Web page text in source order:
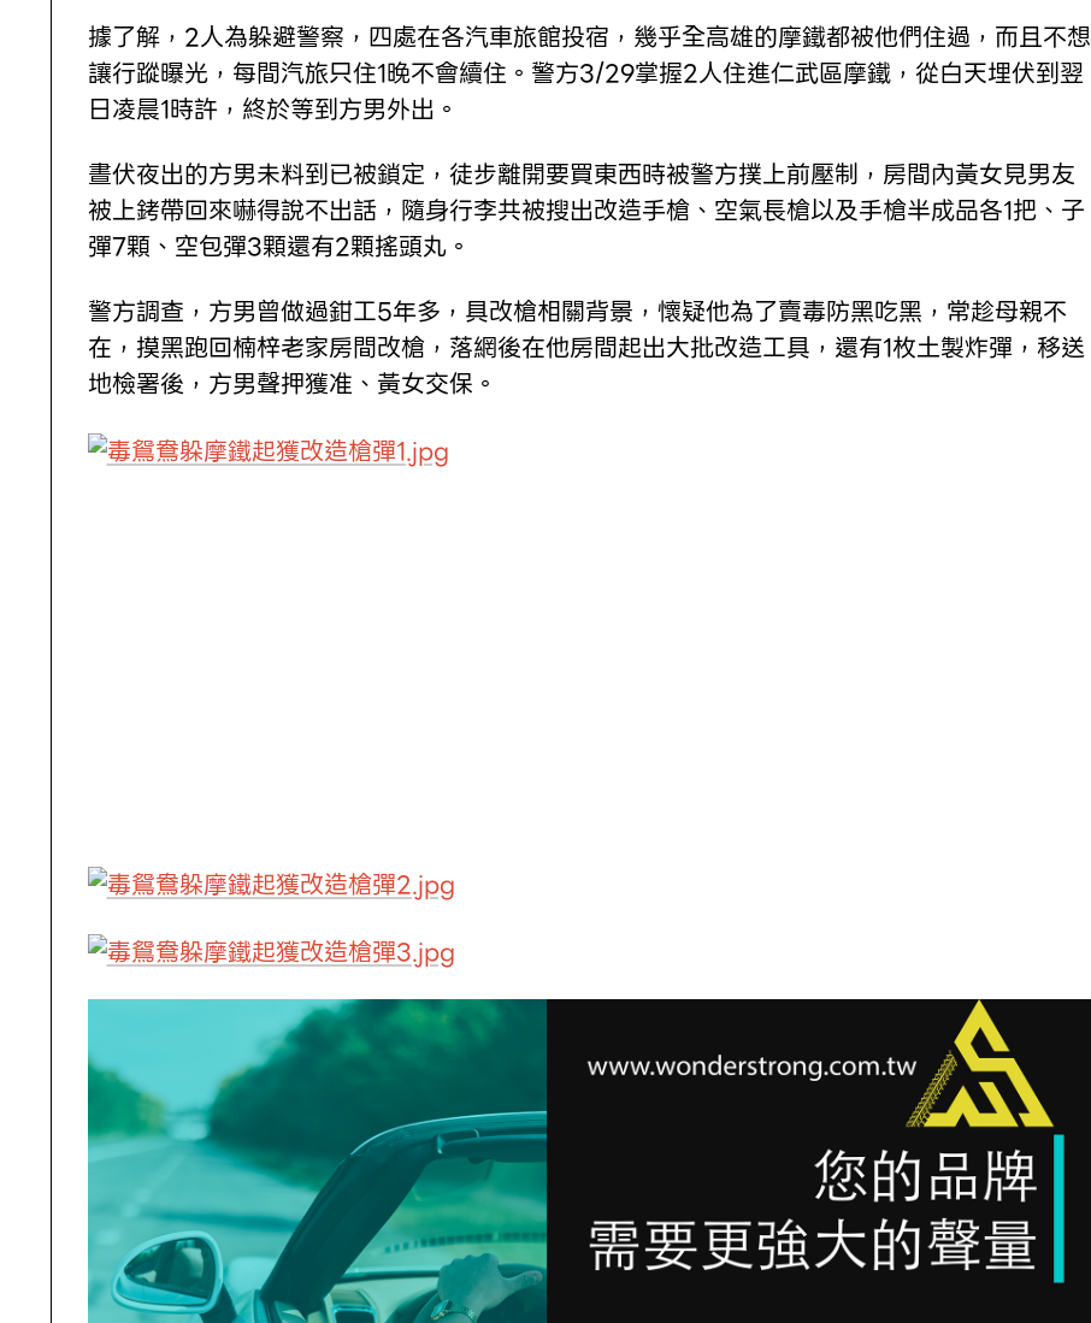
據了解，2人為躲避警察，四處在各汽車旅館投宿，幾乎全高雄的摩鐵都被他們住過，而且不想
讓行蹤曝光，每間汽旅只住1晚不會續住。警方3/29掌握2人住進仁武區摩鐵，從白天埋伏到翌
日凌晨1時許，終於等到方男外出。
晝伏夜出的方男未料到已被鎖定，徒步離開要買東西時被警方撲上前壓制，房間內黃女見男友
被上銬帶回來嚇得說不出話，隨身行李共被搜出改造手槍、空氣長槍以及手槍半成品各1把、子
彈7顆、空包彈3顆還有2顆搖頭丸。
警方調查，方男曾做過鉗工5年多，具改槍相關背景，懷疑他為了賣毒防黑吃黑，常趁母親不
在，摸黑跑回楠梓老家房間改槍，落網後在他房間起出大批改造工具，還有1枚土製炸彈，移送
地檢署後，方男聲押獲准、黃女交保。